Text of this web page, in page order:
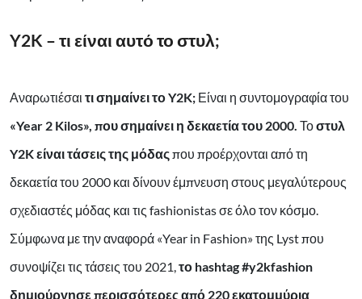
Y2K – τι είναι αυτό το στυλ;
Αναρωτιέσαι τι σημαίνει το Y2K; Είναι η συντομογραφία του
«Year 2 Kilos», που σημαίνει η δεκαετία του 2000. Τοστυλ
Y2K είναι τάσεις της μόδαςπου προέρχονται από τη
δεκαετία του 2000 και δίνουν έμπνευση στους μεγαλύτερους
σχεδιαστές μόδας και τις fashionistas σε όλο τον κόσμο.
Σύμφωνα με την αναφορά «Year in Fashion» της Lyst που
συνοψίζει τις τάσεις του 2021,το hashtag #y2kfashion
δημιούργησε περισσότερες από 220 εκατομμύρια